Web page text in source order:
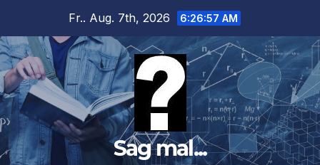
springen
Fr.. Aug. 7th, 2026 6:26:58 AM
Sag mal...